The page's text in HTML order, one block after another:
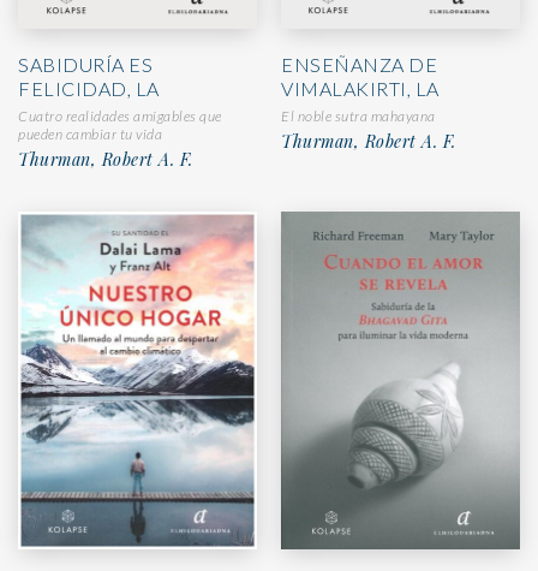
SABIDURÍA ES
FELICIDAD, LA
Cuatro realidades amigables que
pueden cambiar tu vida
Thurman, Robert A. F.
ENSEÑANZA DE
VIMALAKIRTI, LA
El noble sutra mahayana
Thurman, Robert A. F.